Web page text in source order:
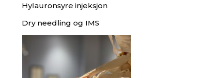
Hylauronsyre injeksjon
Dry needling og IMS